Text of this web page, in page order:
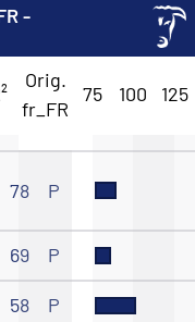
-
Orig.
fr_FR
75 100 125
78 P
69
P
58
P